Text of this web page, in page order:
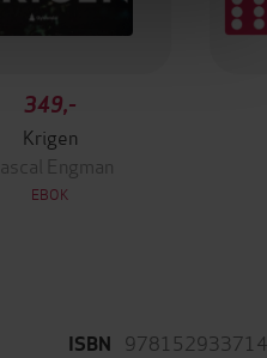
349,-
Krigen
Engman
EBOK
ISBN